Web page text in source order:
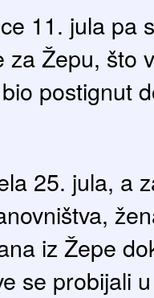
11. jula pa
za Žepu, što
postignut
25. jula, a
iz Žepe
se probijali